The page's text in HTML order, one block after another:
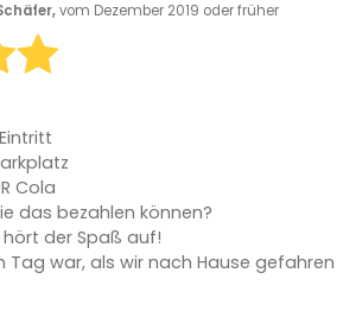
vom Dezember 2019 oder früher
Eintritt
Cola
das bezahlen können?
hört der Spaß auf!
Tag war, als wir nach Hause gefahren